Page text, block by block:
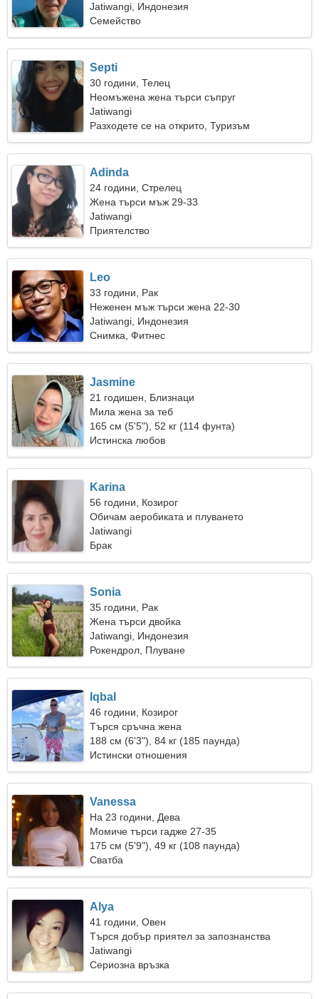
Jatiwangi, Индонезия
Семейство
Septi
30 години, Телец
Неомъжена жена търси съпруг
Jatiwangi
Разходете се на открито, Туризъм
Adinda
24 години, Стрелец
Жена търси мъж 29-33
Jatiwangi
Приятелство
Leo
33 години, Рак
Неженен мъж търси жена 22-30
Jatiwangi, Индонезия
Снимка, Фитнес
Jasmine
21 годишен, Близнаци
Мила жена за теб
165 см (5'5"), 52 кг (114 фунта)
Истинска любов
Karina
56 години, Козирог
Обичам аеробиката и плуването
Jatiwangi
Брак
Sonia
35 години, Рак
Жена търси двойка
Jatiwangi, Индонезия
Рокендрол, Плуване
Iqbal
46 години, Козирог
Търся сръчна жена
188 см (6'3"), 84 кг (185 паунда)
Истински отношения
Vanessa
На 23 години, Дева
Момиче търси гадже 27-35
175 см (5'9"), 49 кг (108 паунда)
Сватба
Alya
41 години, Овен
Търся добър приятел за запознанства
Jatiwangi
Сериозна връзка